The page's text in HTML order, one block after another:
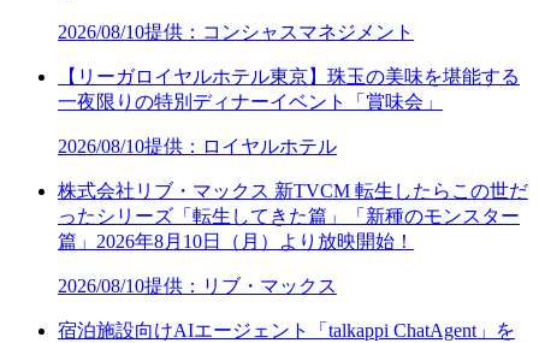
2026/08/10提供：コンシャスマネジメント
【リーガロイヤルホテル東京】珠玉の美味を堪能する
一夜限りの特別ディナーイベント「賞味会」
2026/08/10提供：ロイヤルホテル
株式会社リブ・マックス 新TVCM 転生したらこの世だ
ったシリーズ「転生してきた篇」「新種のモンスター
篇」2026年8月10日（月）より放映開始！
2026/08/10提供：リブ・マックス
宿泊施設向けAIエージェント「talkappi ChatAgent」を